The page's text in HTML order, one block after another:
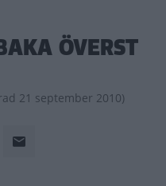
ÖVERST
21 september 2010)